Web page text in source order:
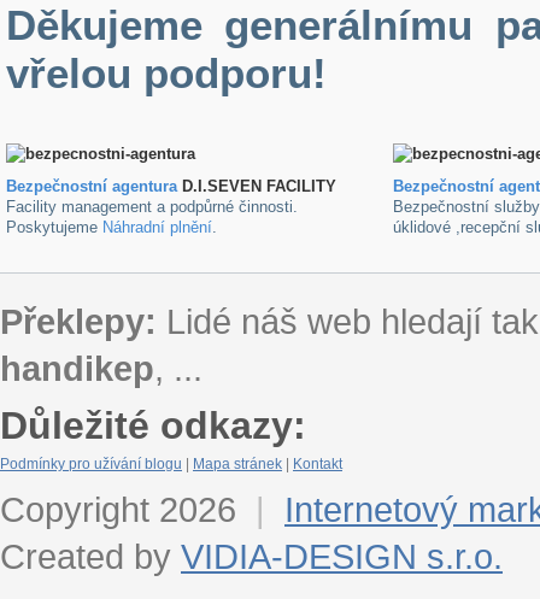
Děkujeme generálnímu
vřelou podporu!
Bezpečnostní agenturaD.I.SEVEN FACILITY
Facility management a podpůrné činnosti.
Poskytujeme Náhradní plnění.
Bezpečnostní
Bezpečnostní
úklidové ,recepční
Překlepy: Lidé náš web hledají
handikep, ...
Důležité odkazy:
Podmínky pro užívání blogu Mapa stránek Kontakt
Copyright 2026 |
Internetový
Created by VIDIA-DESIGN s.r.o.